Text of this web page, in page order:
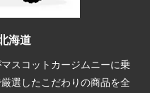
海道
スコットカージムニーに乗
選したこだわりの商品を全